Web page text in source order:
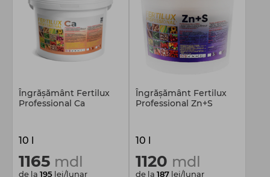
Totul pentru gospodărie
Îngrășământ Fertilux
Professional Ca
10 l
1165 mdl
de la 195 lei/lunar
Îngrășământ Fertilux
Professional Zn+S
10 l
1120 mdl
de la 187 lei/lunar